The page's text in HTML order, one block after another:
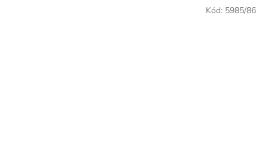
Kód: 5985/86